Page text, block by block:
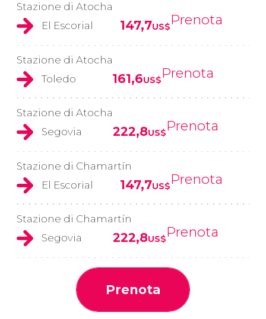
Stazione di Atocha
El Escorial
147,7US$Prenota
Stazione di Atocha
Toledo
161,6US$Prenota
Stazione di Atocha
Segovia
222,8US$Prenota
Stazione di Chamartín
El Escorial
147,7US$Prenota
Stazione di Chamartín
Segovia
222,8US$Prenota
Prenota